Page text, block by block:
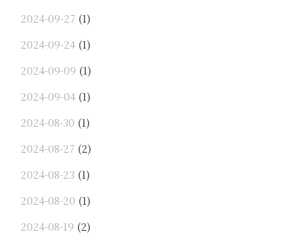
2024-09-27 (1)
2024-09-24 (1)
2024-09-09 (1)
2024-09-04 (1)
2024-08-30 (1)
2024-08-27 (2)
2024-08-23 (1)
2024-08-20 (1)
2024-08-19 (2)